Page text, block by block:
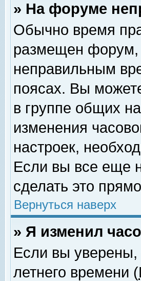
» На форуме
Обычно время
размещен форум,
неправильным
поясах. Вы
в группе общих
изменения
настроек,
Если вы все еще
сделать это
Вернуться наверх
» Я изменил
Если вы уверены,
летнего времени (